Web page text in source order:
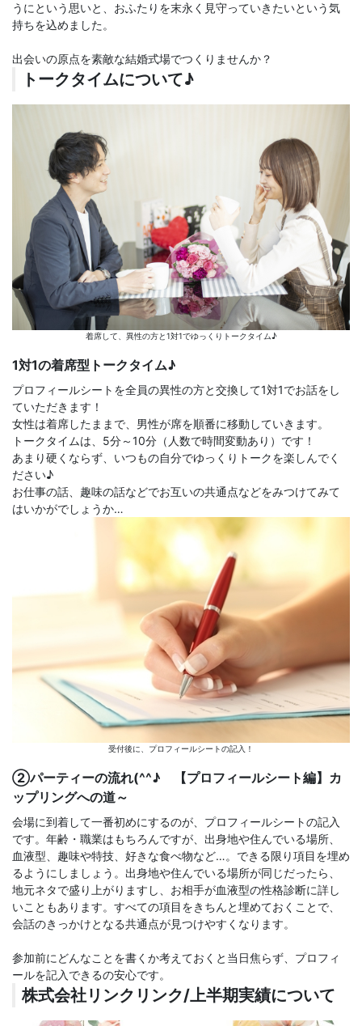
うにという思いと、おふたりを末永く見守っていきたいという気
持ちを込めました。
出会いの原点を素敵な結婚式場でつくりませんか？
トークタイムについて♪
着席して、異性の方と1対1でゆっくりトークタイム♪
1対1の着席型トークタイム♪
プロフィールシートを全員の異性の方と交換して1対1でお話をし
ていただきます！
女性は着席したままで、男性が席を順番に移動していきます。
トークタイムは、5分～10分（人数で時間変動あり）です！
あまり硬くならず、いつもの自分でゆっくりトークを楽しんでく
ださい♪
お仕事の話、趣味の話などでお互いの共通点などをみつけてみて
はいかがでしょうか…
受付後に、プロフィールシートの記入！
②パーティーの流れ(^^♪ 【プロフィールシート編】カ
ップリングへの道～
会場に到着して一番初めにするのが、プロフィールシートの記入
です。年齢・職業はもちろんですが、出身地や住んでいる場所、
血液型、趣味や特技、好きな食べ物など…。できる限り項目を埋め
るようにしましょう。出身地や住んでいる場所が同じだったら、
地元ネタで盛り上がりますし、お相手が血液型の性格診断に詳し
いこともあります。すべての項目をきちんと埋めておくことで、
会話のきっかけとなる共通点が見つけやすくなります。
参加前にどんなことを書くか考えておくと当日焦らず、プロフィ
ールを記入できるの安心です。
株式会社リンクリンク/上半期実績について